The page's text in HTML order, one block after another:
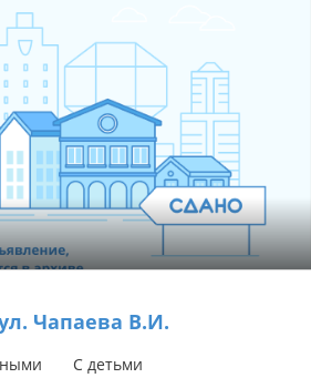
Чапаева В.И.
С детьми